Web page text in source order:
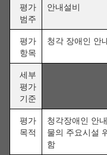
평가
범주
안내설비
평가
항목
청각 장애인 안
세부
평가
기준
평가
목적
청각장애인 안
물의 주요시설
함